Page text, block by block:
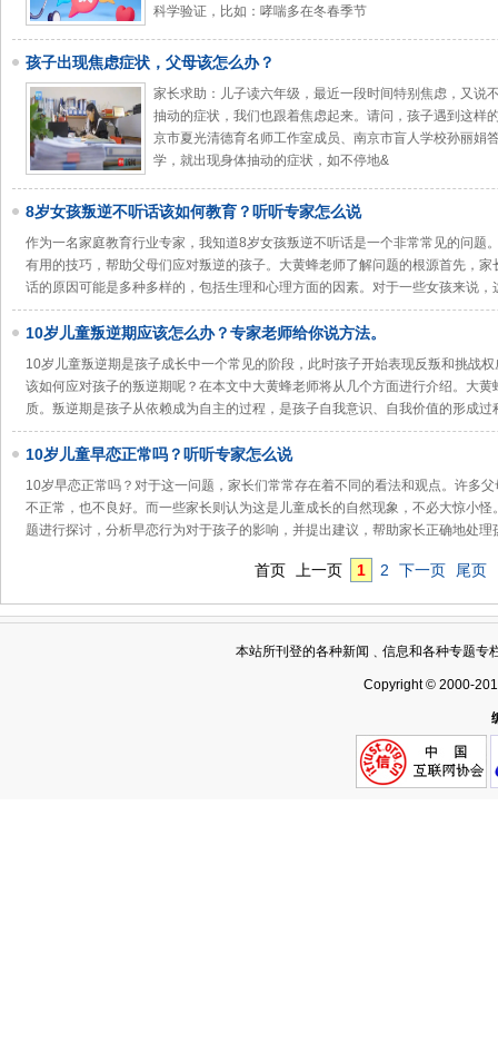
科学验证，比如：哮喘多在冬春季节
孩子出现焦虑症状，父母该怎么办？
家长求助：儿子读六年级，最近一段时间特别焦虑，又说
抽动的症状，我们也跟着焦虑起来。请问，孩子遇到这样
京市夏光清德育名师工作室成员、南京市盲人学校孙丽娟
学，就出现身体抽动的症状，如不停地&
8岁女孩叛逆不听话该如何教育？听听专家怎么说
作为一名家庭教育行业专家，我知道8岁女孩叛逆不听话是一个非常常见的问题
有用的技巧，帮助父母们应对叛逆的孩子。大黄蜂老师了解问题的根源首先，
话的原因可能是多种多样的，包括生理和心理方面的因素。对于一些女孩来说，
10岁儿童叛逆期应该怎么办？专家老师给你说方法。
10岁儿童叛逆期是孩子成长中一个常见的阶段，此时孩子开始表现反叛和挑战
该如何应对孩子的叛逆期呢？在本文中大黄蜂老师将从几个方面进行介绍。大
质。叛逆期是孩子从依赖成为自主的过程，是孩子自我意识、自我价值的形成过
10岁儿童早恋正常吗？听听专家怎么说
10岁早恋正常吗？对于这一问题，家长们常常存在着不同的看法和观点。许多
不正常，也不良好。而一些家长则认为这是儿童成长的自然现象，不必大惊小
题进行探讨，分析早恋行为对于孩子的影响，并提出建议，帮助家长正确地处理
首页 上一页 1 2 下一页 尾页
本站所刊登的各种新闻﹑信息和各种专题专
Copyright © 2000-